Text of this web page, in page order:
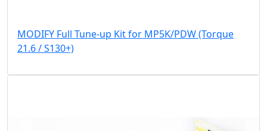
MODIFY Full Tune-up Kit for MP5K/PDW (Torque
21.6 / S130+)